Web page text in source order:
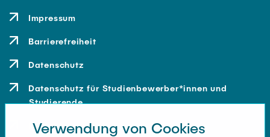
Impressum
Barrierefreiheit
Datenschutz
Datenschutz für Studienbewerber*innen und
Studierende
Kontakt
Verwendung von Cookies